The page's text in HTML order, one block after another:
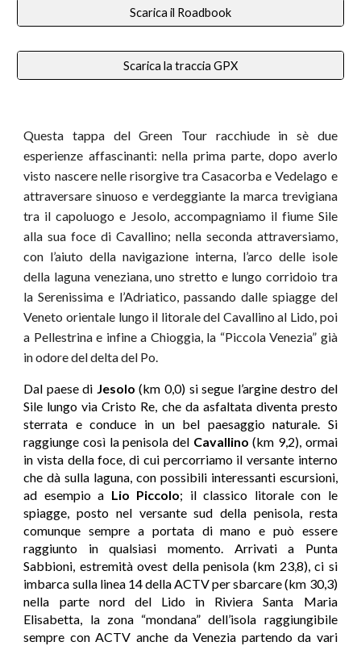
Scarica il Roadbook
Scarica la traccia GPX
Questa tappa del Green Tour racchiude in sè due
esperienze affascinanti: nella prima parte, dopo averlo
visto nascere nelle risorgive tra Casacorba e Vedelago e
attraversare sinuoso e verdeggiante la marca trevigiana
tra il capoluogo e Jesolo, accompagniamo il fiume Sile
alla sua foce di Cavallino; nella seconda attraversiamo,
con l’aiuto della navigazione interna, l’arco delle isole
della laguna veneziana, uno stretto e lungo corridoio tra
la Serenissima e l’Adriatico, passando dalle spiagge del
Veneto orientale lungo il litorale del Cavallino al Lido, poi
a Pellestrina e infine a Chioggia, la “Piccola Venezia” già
in odore del delta del Po.
Dal paese di Jesolo (km 0,0) si segue l’argine destro del
Sile lungo via Cristo Re, che da asfaltata diventa presto
sterrata e conduce in un bel paesaggio naturale. Si
raggiunge così la penisola del Cavallino (km 9,2), ormai
in vista della foce, di cui percorriamo il versante interno
che dà sulla laguna, con possibili interessanti escursioni,
ad esempio a Lio Piccolo; il classico litorale con le
spiagge, posto nel versante sud della penisola, resta
comunque sempre a portata di mano e può essere
raggiunto in qualsiasi momento. Arrivati a Punta
Sabbioni, estremità ovest della penisola (km 23,8), ci si
imbarca sulla linea 14 della ACTV per sbarcare (km 30,3)
nella parte nord del Lido in Riviera Santa Maria
Elisabetta, la zona “mondana” dell’isola raggiungibile
sempre con ACTV anche da Venezia partendo da vari